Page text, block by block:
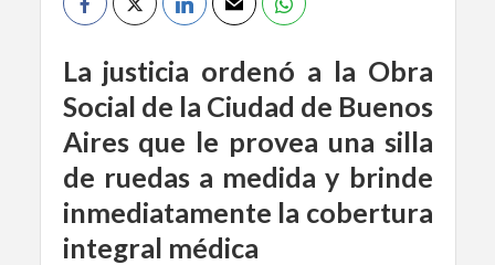
La justicia ordenó a la Obra
Social de la Ciudad de Buenos
Aires que le provea una silla
de ruedas a medida y brinde
inmediatamente la cobertura
integral médica